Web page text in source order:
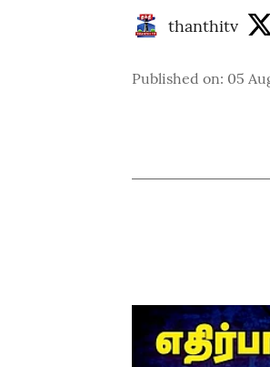
thanthitv
Published on: 05